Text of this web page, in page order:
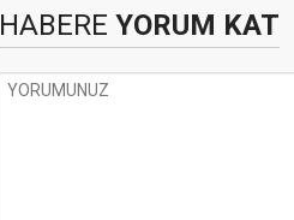
HABERE YORUM KAT